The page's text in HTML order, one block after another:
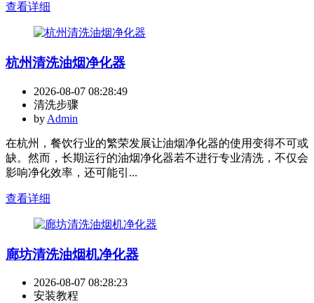
查看详细
杭州清洗油烟净化器
2026-08-07 08:28:49
清洗步骤
by Admin
在杭州，餐饮行业的繁荣发展让油烟净化器的使用变得不可或
缺。然而，长期运行的油烟净化器若不进行专业清洗，不仅会
影响净化效率，还可能引...
查看详细
廊坊清洗油烟机净化器
2026-08-07 08:28:23
安装教程